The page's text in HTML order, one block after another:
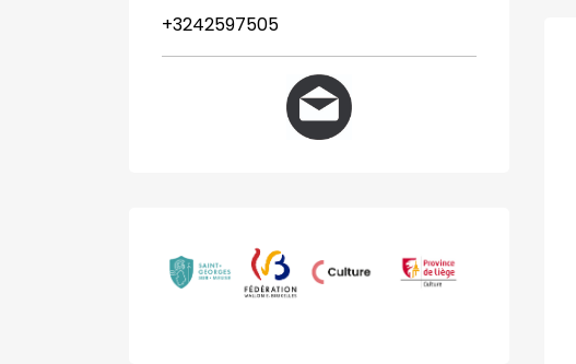
+3242597505